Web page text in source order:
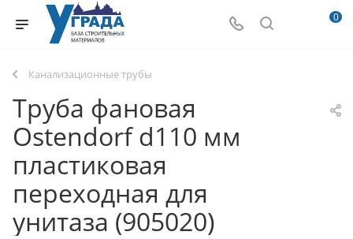
0
Канализационные трубы
Труба фановая
Ostendorf d110 мм
пластиковая
переходная для
унитаза (905020)